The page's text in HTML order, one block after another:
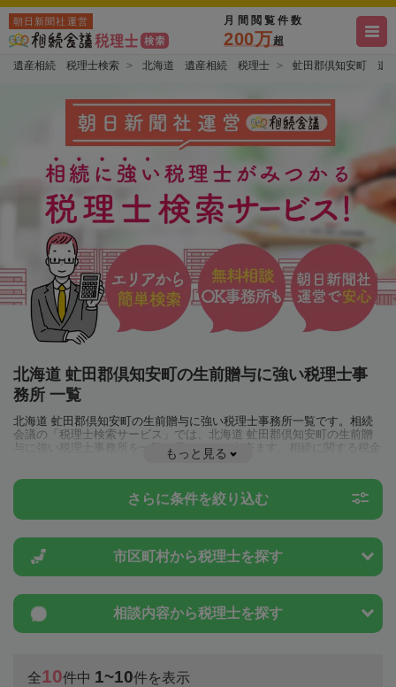
朝日新聞社運営 月間閲覧件数
200万超
遺産相続 税理士検索 北海道 遺産相続 税理士 虻田郡倶知安町 遺
北海道 虻田郡倶知安町の生前贈与に強い税理士事
務所 一覧
北海道 虻田郡倶知安町の生前贈与に強い税理士事務所一覧です。相続
会議の「税理士検索サービス」では、北海道 虻田郡倶知安町の生前贈
与に強い税理士事務所を一覧で見ることが出来ます。相続に関する税金
や特例制度のことは一度近隣の税理士に相談してみましょう。
もっと見る
さらに条件を絞り込む
市区町村から税理士を探す
相談内容から税理士を探す
全10件中 1~10件を表示